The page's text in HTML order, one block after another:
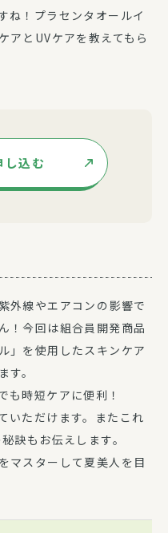
ね！プラセンタオールイ
アとUVケアを教えてもら
し込む
外線やエアコンの影響で
！今回は組合員開発商品
」を使用したスキンケア
。
も時短ケアに便利！
いただけます。またこれ
訣もお伝えします。
マスターして夏美人を目